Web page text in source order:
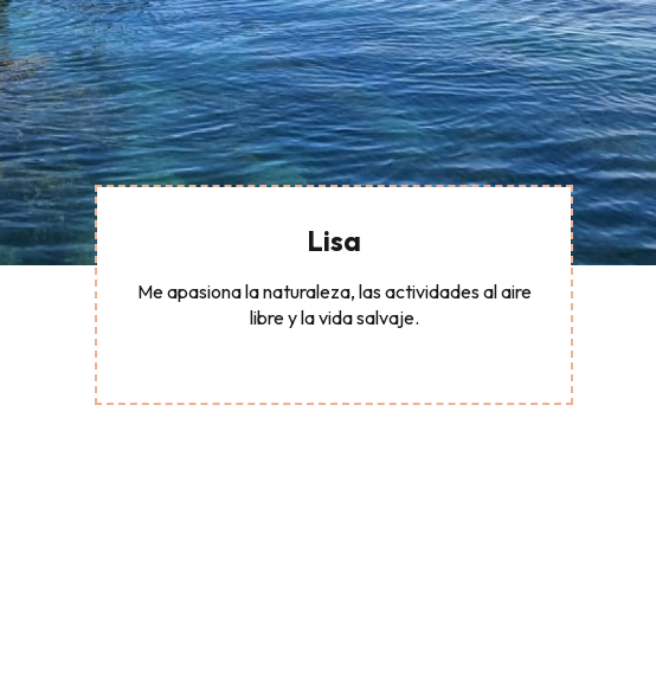
Lisa
Me apasiona la naturaleza, las actividades al aire
libre y la vida salvaje.